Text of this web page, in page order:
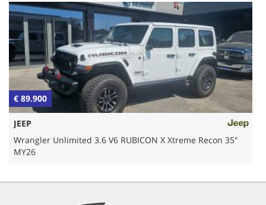
€ 89.900
JEEP
Wrangler Unlimited 3.6 V6 RUBICON X Xtreme Recon 35"
MY26